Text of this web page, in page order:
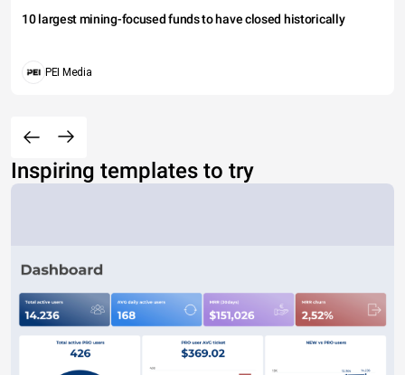
10 largest mining-focused funds to have closed historically
PEI Media
Inspiring templates to try